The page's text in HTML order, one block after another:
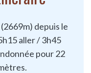
depuis le
aller / 3h45
pour 22